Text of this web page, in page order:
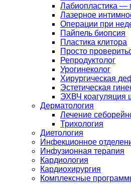
Лабиопластика —
Лазерное
Операции при
Пайпель биопсия
Пластика клитора
Просто
Репродуктолог
Урогинеколог
Хирургическая
Эстетическая
ЭХВЧ коагуляция
Дерматология
Лечение
Трихология
Диетология
Инфекционное
Инфузионная терапия
Кардиология
Кардиохирургия
Комплексные